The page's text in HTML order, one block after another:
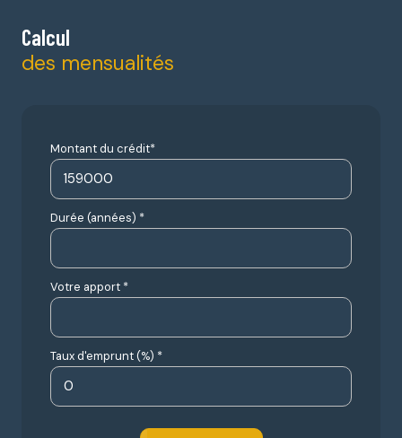
Calcul
des mensualités
Montant du crédit*
Durée (années) *
Votre apport *
Taux d'emprunt (%) *